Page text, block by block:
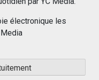
électronique les